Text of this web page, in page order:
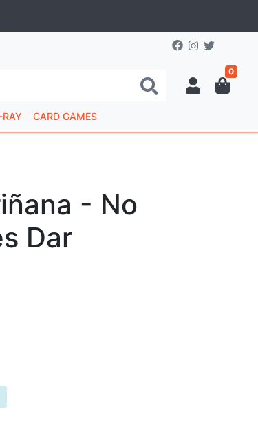
0
CARD GAMES
- No
Dar